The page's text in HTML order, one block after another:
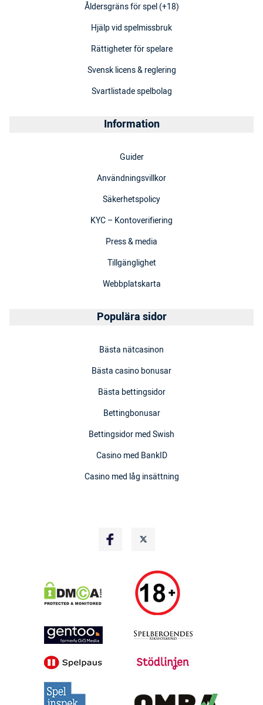
Åldersgräns för spel (+18)
Hjälp vid spelmissbruk
Rättigheter för spelare
Svensk licens & reglering
Svartlistade spelbolag
Information
Guider
Användningsvillkor
Säkerhetspolicy
KYC – Kontoverifiering
Press & media
Tillgänglighet
Webbplatskarta
Populära sidor
Bästa nätcasinon
Bästa casino bonusar
Bästa bettingsidor
Bettingbonusar
Bettingsidor med Swish
Casino med BankID
Casino med låg insättning